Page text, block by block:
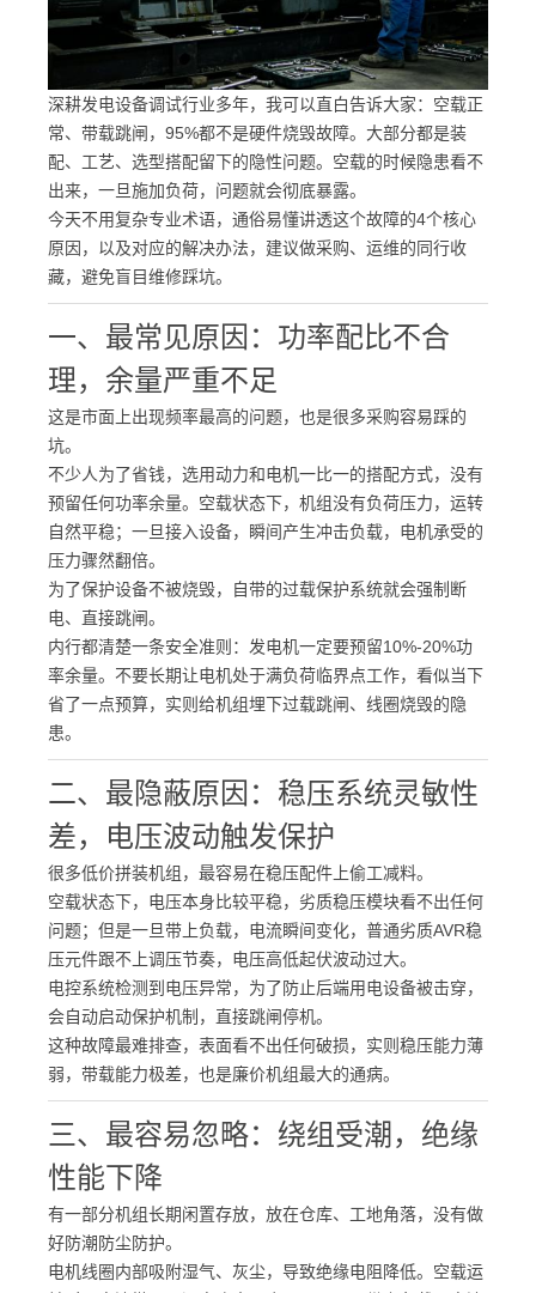
深耕发电设备调试行业多年，我可以直白告诉大家： 空载正
常、带载跳闸，95%都不是硬件烧毁故障。大部分都是装
配、工艺、选型搭配留下的隐性问题。空载的时候隐患看不
出来，一旦施加负荷，问题就会彻底暴露。
今天不用复杂专业术语，通俗易懂讲透这个故障的4个核心
原因，以及对应的解决办法，建议做采购、运维的同行收
藏，避免盲目维修踩坑。
一、最常见原因：功率配比不合
理，余量严重不足
这是市面上出现频率最高的问题，也是很多采购容易踩的
坑。
不少人为了省钱，选用动力和电机一比一的搭配方式，没有
预留任何功率余量。空载状态下，机组没有负荷压力，运转
自然平稳；一旦接入设备，瞬间产生冲击负载，电机承受的
压力骤然翻倍。
为了保护设备不被烧毁，自带的过载保护系统就会强制断
电、直接跳闸。
内行都清楚一条安全准则： 发电机一定要预留10%-20%功
率余量。不要长期让电机处于满负荷临界点工作，看似当下
省了一点预算，实则给机组埋下过载跳闸、线圈烧毁的隐
患。
二、最隐蔽原因：稳压系统灵敏性
差，电压波动触发保护
很多低价拼装机组，最容易在稳压配件上偷工减料。
空载状态下，电压本身比较平稳，劣质稳压模块看不出任何
问题；但是一旦带上负载，电流瞬间变化，普通劣质AVR稳
压元件跟不上调压节奏，电压高低起伏波动过大。
电控系统检测到电压异常，为了防止后端用电设备被击穿，
会自动启动保护机制，直接跳闸停机。
这种故障最难排查，表面看不出任何破损，实则稳压能力薄
弱，带载能力极差，也是廉价机组最大的通病。
三、最容易忽略：绕组受潮，绝缘
性能下降
有一部分机组长期闲置存放，放在仓库、工地角落，没有做
好防潮防尘防护。
电机线圈内部吸附湿气、灰尘，导致绝缘电阻降低。空载运